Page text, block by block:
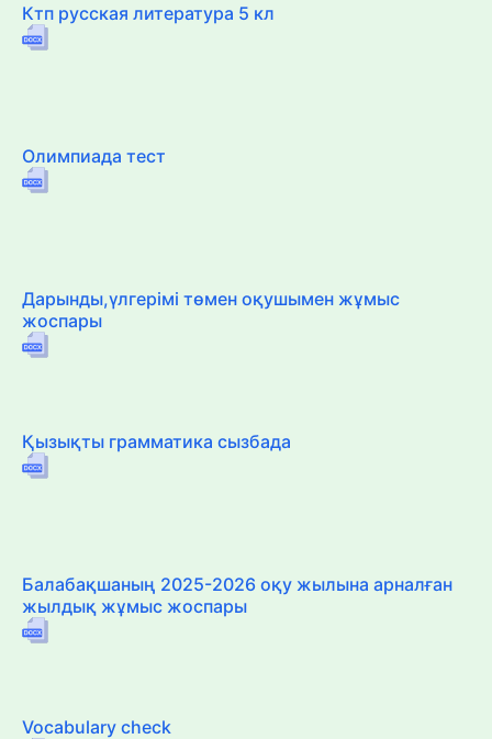
Ктп русская литература 5 кл
Олимпиада тест
Дарынды,үлгерімі төмен оқушымен жұмыс
жоспары
Қызықты грамматика сызбада
Балабақшаның 2025-2026 оқу жылына арналған
жылдық жұмыс жоспары
Vocabulary check